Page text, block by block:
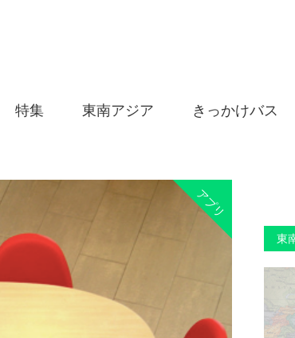
特集 東南アジア きっかけバス
アプリ
東